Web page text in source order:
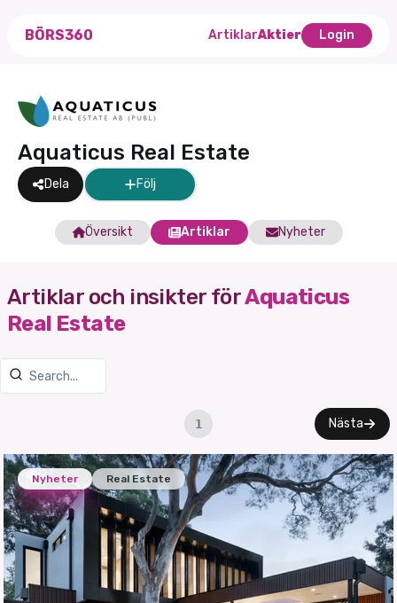
BÖRS360 ArtiklarAktier Login
Aquaticus Real Estate
Dela Följ
Översikt Artiklar Nyheter
Artiklar och insikter förAquaticus
Real Estate
1 Nästa
Nyheter Real Estate